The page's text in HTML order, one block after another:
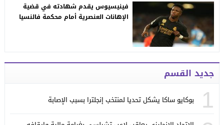
فينيسيوس يقدم شهادته في قضية
الإهانات العنصرية أمام محكمة فالنسيا
جديد القسم
1 بوكايو ساكا يشكل تحديا لمنتخب إنجلترا بسبب الإصابة